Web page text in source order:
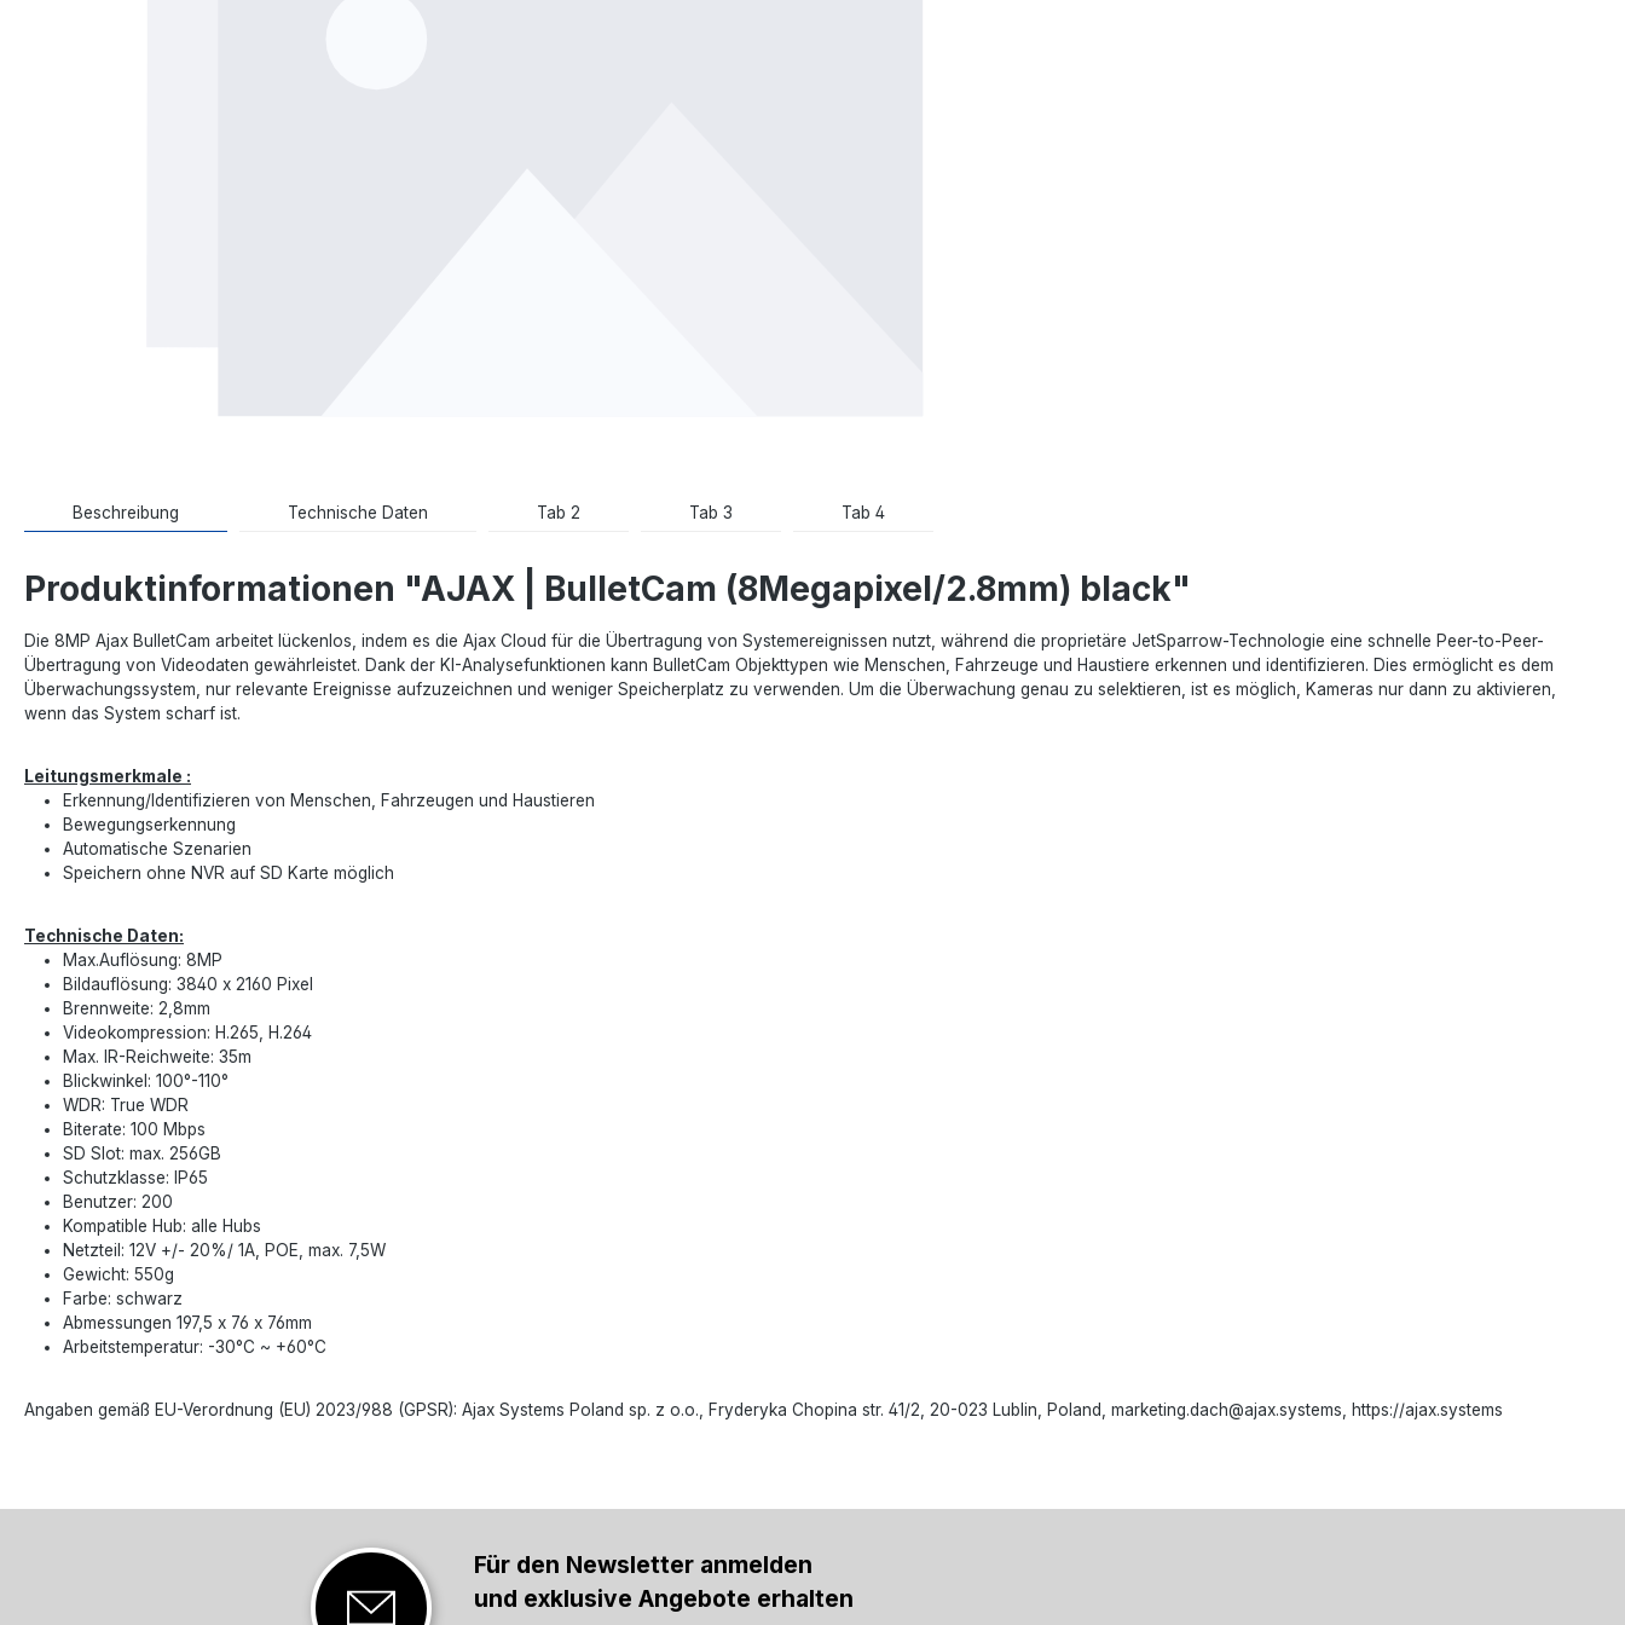
Beschreibung Technische Daten Tab 2 Tab 3 Tab 4
Produktinformationen "AJAX | BulletCam (8Megapixel/2.8mm) black"
Die 8MP Ajax BulletCam arbeitet lückenlos, indem es die Ajax Cloud für die Übertragung von Systemereignissen nutzt, während die proprietäre JetSparrow-Technologie eine schnelle Peer-to-Peer-
Übertragung von Videodaten gewährleistet. Dank der KI-Analysefunktionen kann BulletCam Objekttypen wie Menschen, Fahrzeuge und Haustiere erkennen und identifizieren. Dies ermöglicht es dem
Überwachungssystem, nur relevante Ereignisse aufzuzeichnen und weniger Speicherplatz zu verwenden. Um die Überwachung genau zu selektieren, ist es möglich, Kameras nur dann zu aktivieren,
wenn das System scharf ist.
Leitungsmerkmale :
Erkennung/Identifizieren von Menschen, Fahrzeugen und Haustieren
Bewegungserkennung
Automatische Szenarien
Speichern ohne NVR auf SD Karte möglich
Technische Daten:
Max.Auflösung: 8MP
Bildauflösung: 3840 x 2160 Pixel
Brennweite: 2,8mm
Videokompression: H.265, H.264
Max. IR-Reichweite: 35m
Blickwinkel: 100°-110°
WDR: True WDR
Biterate: 100 Mbps
SD Slot: max. 256GB
Schutzklasse: IP65
Benutzer: 200
Kompatible Hub: alle Hubs
Netzteil: 12V +/- 20%/ 1A, POE, max. 7,5W
Gewicht: 550g
Farbe: schwarz
Abmessungen 197,5 x 76 x 76mm
Arbeitstemperatur: -30°C ~ +60°C
Angaben gemäß EU-Verordnung (EU) 2023/988 (GPSR): Ajax Systems Poland sp. z o.o., Fryderyka Chopina str. 41/2, 20-023 Lublin, Poland, marketing.dach@ajax.systems, https://ajax.systems
Für den Newsletter anmelden
und exklusive Angebote erhalten